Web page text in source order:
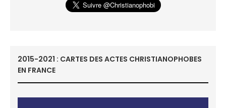
2015-2021 : CARTES DES ACTES CHRISTIANOPHOBES
EN FRANCE